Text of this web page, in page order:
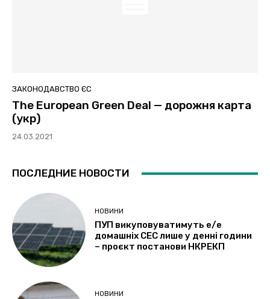
ЗАКОНОДАВСТВО ЄС
The European Green Deal — дорожня карта
(укр)
24.03.2021
ПОСЛЕДНИЕ НОВОСТИ
НОВИНИ
ПУП викуповуватимуть е/е
домашніх СЕС лише у денні години
– проєкт постанови НКРЕКП
НОВИНИ